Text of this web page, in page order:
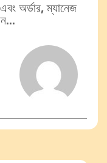
অর্ডার, ম্যানেজ